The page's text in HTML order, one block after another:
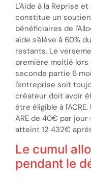
L'Aide à la Reprise
constitue un
bénéficiaires de
aide s'élève à 60%
restants. Le
première moitié lors
seconde partie 6
l'entreprise soit
créateur doit avoir
être éligible à
ARE de 40€ par
atteint 12 432€
Le cumul
pendant le